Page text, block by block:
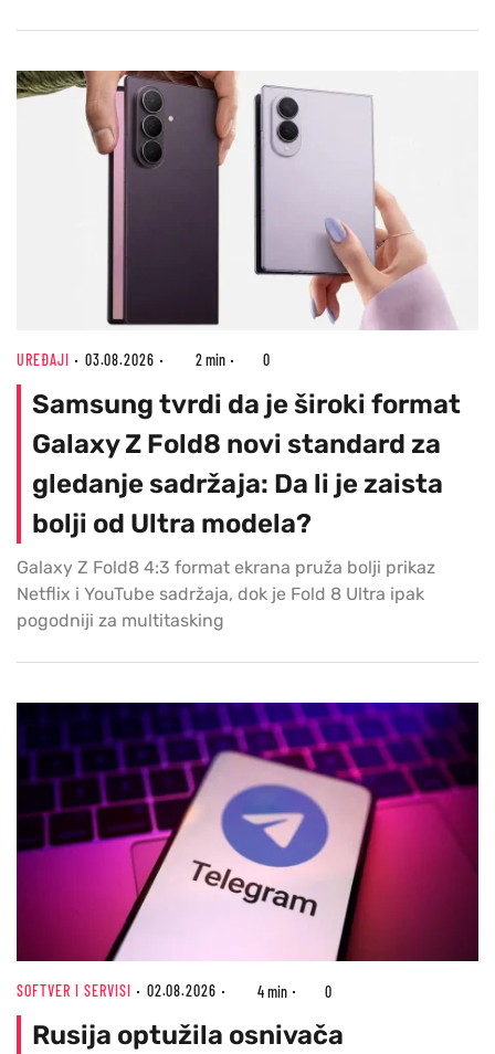
UREĐAJI 03.08.2026 2 min 0
Samsung tvrdi da je široki format
Galaxy Z Fold8 novi standard za
gledanje sadržaja: Da li je zaista
bolji od Ultra modela?
Galaxy Z Fold8 4:3 format ekrana pruža bolji prikaz
Netflix i YouTube sadržaja, dok je Fold 8 Ultra ipak
pogodniji za multitasking
SOFTVER I SERVISI 02.08.2026 4 min 0
Rusija optužila osnivača